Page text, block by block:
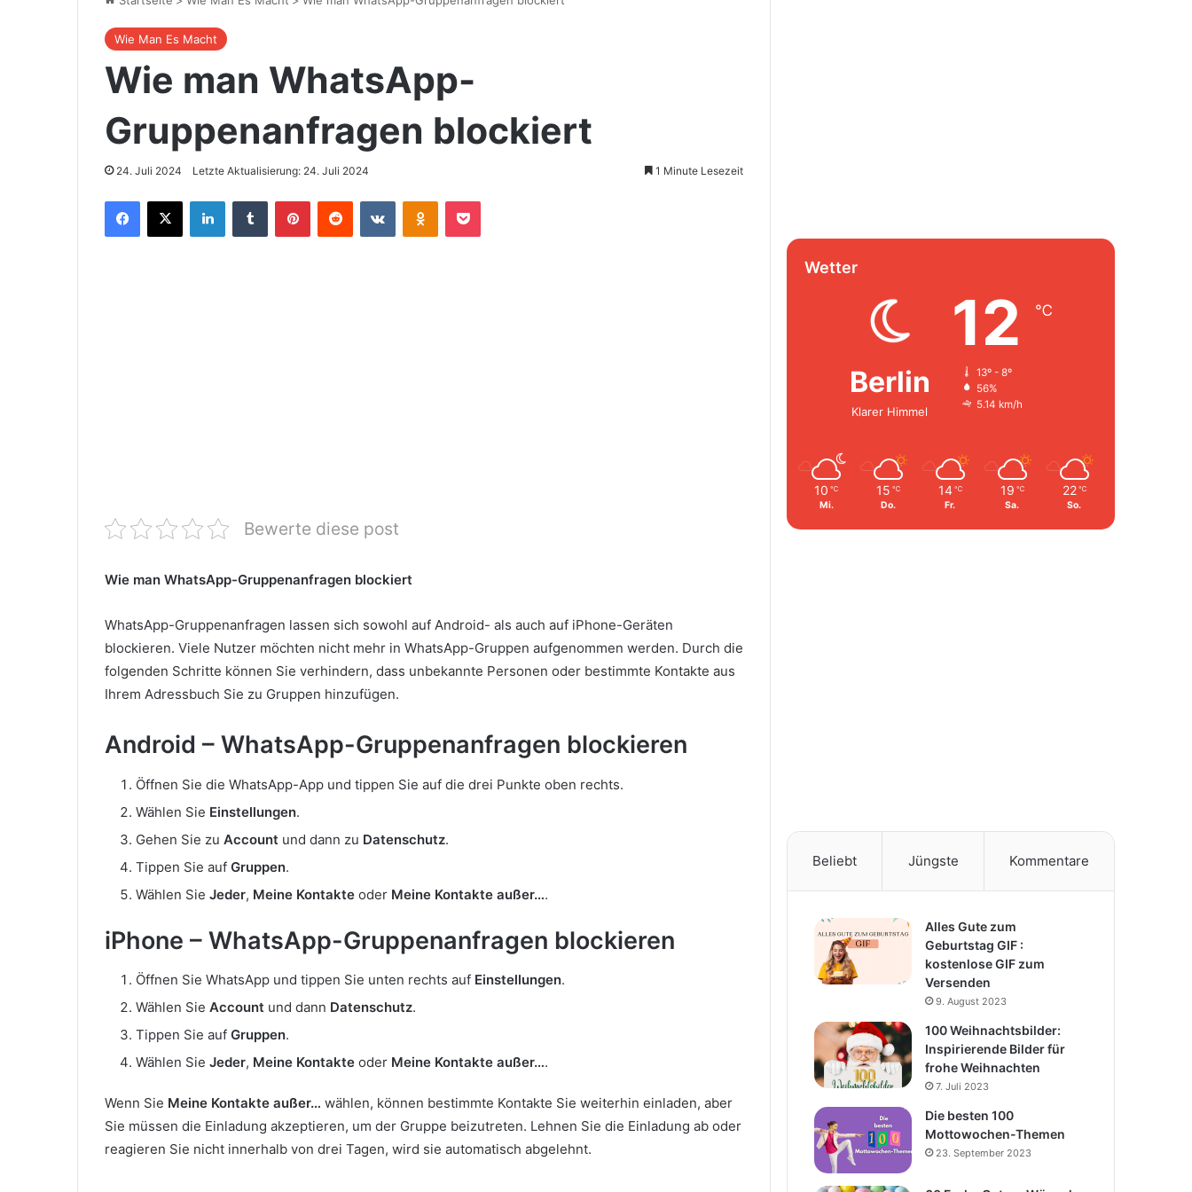
Wie Man Es Macht
Wie man WhatsApp-
Gruppenanfragen blockiert
24. Juli 2024 Letzte Aktualisierung: 24. Juli 2024 1 Minute Lesezeit
Facebook
X LinkedInTumblr PinterestReddit VKontakteOdnoklassniki
Pocket
Bewerte diese post
Wie man WhatsApp-Gruppenanfragen blockiert
WhatsApp-Gruppenanfragen lassen sich sowohl auf Android- als auch auf iPhone-Geräten
blockieren. Viele Nutzer möchten nicht mehr in WhatsApp-Gruppen aufgenommen werden. Durch die
folgenden Schritte können Sie verhindern, dass unbekannte Personen oder bestimmte Kontakte aus
Ihrem Adressbuch Sie zu Gruppen hinzufügen.
Android – WhatsApp-Gruppenanfragen blockieren
Öffnen Sie die WhatsApp-App und tippen Sie auf die drei Punkte oben rechts.
Wählen Sie Einstellungen.
Gehen Sie zu Account und dann zu Datenschutz.
Tippen Sie auf Gruppen.
Wählen Sie Jeder, Meine Kontakte oder Meine Kontakte außer….
iPhone – WhatsApp-Gruppenanfragen blockieren
Öffnen Sie WhatsApp und tippen Sie unten rechts auf Einstellungen.
Wählen Sie Account und dann Datenschutz.
Tippen Sie auf Gruppen.
Wählen Sie Jeder, Meine Kontakte oder Meine Kontakte außer….
Wenn Sie Meine Kontakte außer… wählen, können bestimmte Kontakte Sie weiterhin einladen, aber
Sie müssen die Einladung akzeptieren, um der Gruppe beizutreten. Lehnen Sie die Einladung ab oder
reagieren Sie nicht innerhalb von drei Tagen, wird sie automatisch abgelehnt.
Wetter
Berlin
Klarer Himmel
12 ℃
13º - 8º
56%
5.14 km/h
10 ℃
Mi.
15 ℃
Do.
14 ℃
Fr.
19 ℃
Sa.
22 ℃
So.
Beliebt Jüngste Kommentare
Alles Gute zum
Geburtstag GIF :
kostenlose GIF zum
Versenden
9. August 2023
100 Weihnachtsbilder:
Inspirierende Bilder für
frohe Weihnachten
7. Juli 2023
Die besten 100
Mottowochen-Themen
23. September 2023